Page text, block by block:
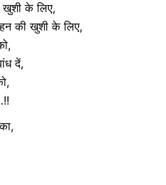
खुशी के लिए,
की खुशी के लिए,
दें,